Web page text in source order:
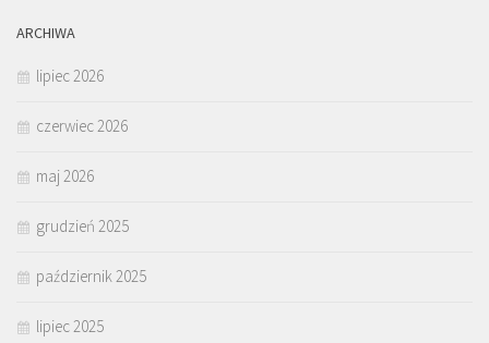
ARCHIWA
lipiec 2026
czerwiec 2026
maj 2026
grudzień 2025
październik 2025
lipiec 2025